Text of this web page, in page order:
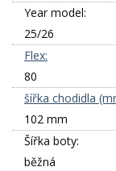
Year model:
25/26
Flex:
80
šířka chodidla
102 mm
Šířka boty:
běžná